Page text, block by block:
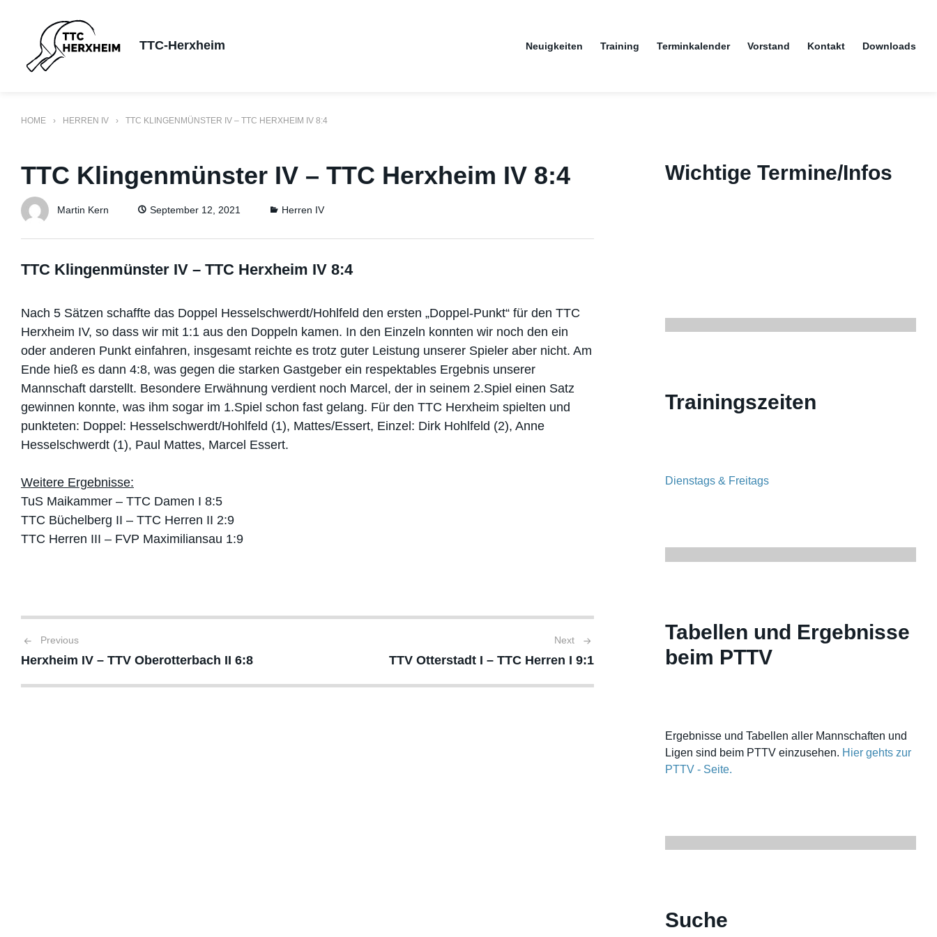
content
TTC-Herxheim Neuigkeiten Training Terminkalender Vorstand Kontakt Downloads
HOME HERREN IV TTC KLINGENMÜNSTER IV – TTC HERXHEIM IV 8:4
TTC Klingenmünster IV – TTC Herxheim IV 8:4
Martin Kern September 12, 2021 Herren IV
TTC Klingenmünster IV – TTC Herxheim IV 8:4
Nach 5 Sätzen schaffte das Doppel Hesselschwerdt/Hohlfeld den ersten „Doppel-Punkt“ für den TTC
Herxheim IV, so dass wir mit 1:1 aus den Doppeln kamen. In den Einzeln konnten wir noch den ein
oder anderen Punkt einfahren, insgesamt reichte es trotz guter Leistung unserer Spieler aber nicht. Am
Ende hieß es dann 4:8, was gegen die starken Gastgeber ein respektables Ergebnis unserer
Mannschaft darstellt. Besondere Erwähnung verdient noch Marcel, der in seinem 2.Spiel einen Satz
gewinnen konnte, was ihm sogar im 1.Spiel schon fast gelang. Für den TTC Herxheim spielten und
punkteten: Doppel: Hesselschwerdt/Hohlfeld (1), Mattes/Essert, Einzel: Dirk Hohlfeld (2), Anne
Hesselschwerdt (1), Paul Mattes, Marcel Essert.
Weitere Ergebnisse:
TuS Maikammer – TTC Damen I 8:5
TTC Büchelberg II – TTC Herren II 2:9
TTC Herren III – FVP Maximiliansau 1:9
Beitragsnavigation
Previous
Herxheim IV – TTV Oberotterbach II 6:8
Next
TTV Otterstadt I – TTC Herren I 9:1
Wichtige Termine/Infos
Trainingszeiten
Dienstags & Freitags
Tabellen und Ergebnisse
beim PTTV
Ergebnisse und Tabellen aller Mannschaften und
Ligen sind beim PTTV einzusehen. Hier gehts zur
PTTV - Seite.
Suche